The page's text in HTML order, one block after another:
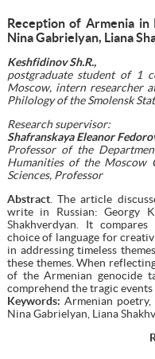
Reception of Armenia in
Nina Gabrielyan, Liana
Keshfidinov Sh.R.,
postgraduate student of 1
Moscow, intern researcher
Philology of the Smolensk
Research supervisor:
Shafranskaya Eleanor
Professor of the
Humanities of the Moscow
Sciences, Professor
Abstract. The article
write in Russian: Georgy
Shakhverdyan. It
choice of language for
in addressing timeless
these themes. When
of the Armenian genocide
comprehend the tragic events
Keywords: Armenian poetry,
Nina Gabrielyan, Liana